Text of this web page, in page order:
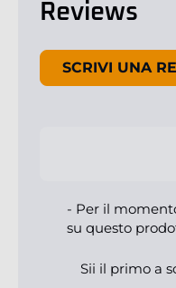
Reviews
SCRIVI UNA
- Per il
su questo
Sii il primo a
New content